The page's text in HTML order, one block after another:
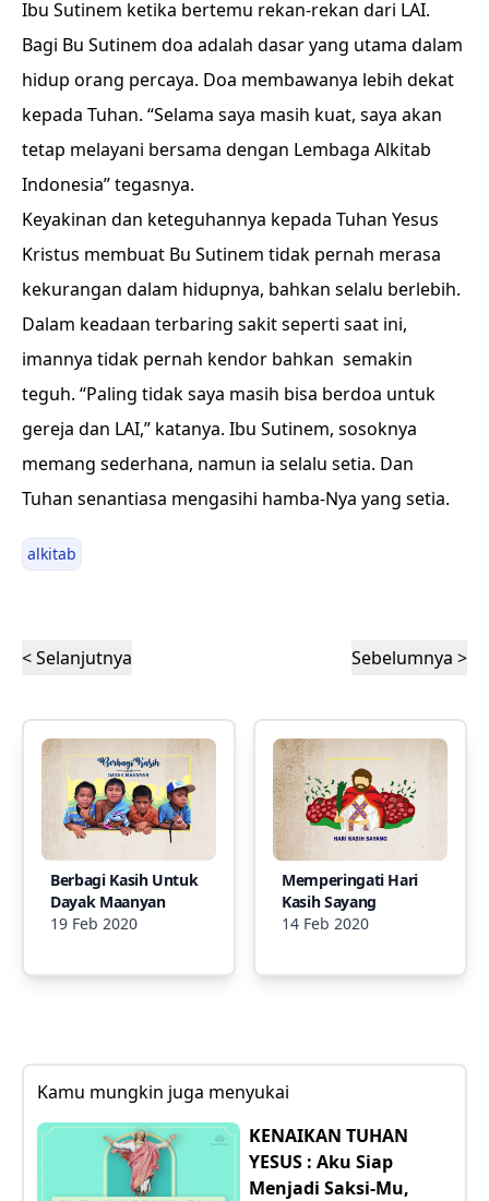
Ibu Sutinem ketika bertemu rekan-rekan dari LAI.
Bagi Bu Sutinem doa adalah dasar yang utama dalam
hidup orang percaya. Doa membawanya lebih dekat
kepada Tuhan. “Selama saya masih kuat, saya akan
tetap melayani bersama dengan Lembaga Alkitab
Indonesia” tegasnya.
Keyakinan dan keteguhannya kepada Tuhan Yesus
Kristus membuat Bu Sutinem tidak pernah merasa
kekurangan dalam hidupnya, bahkan selalu berlebih.
Dalam keadaan terbaring sakit seperti saat ini,
imannya tidak pernah kendor bahkan semakin
teguh. “Paling tidak saya masih bisa berdoa untuk
gereja dan LAI,” katanya. Ibu Sutinem, sosoknya
memang sederhana, namun ia selalu setia. Dan
Tuhan senantiasa mengasihi hamba-Nya yang setia.
alkitab
< Selanjutnya Sebelumnya >
Berbagi Kasih Untuk
Dayak Maanyan
19 Feb 2020
Memperingati Hari
Kasih Sayang
14 Feb 2020
Kamu mungkin juga menyukai
KENAIKAN TUHAN
YESUS : Aku Siap
Menjadi Saksi-Mu,